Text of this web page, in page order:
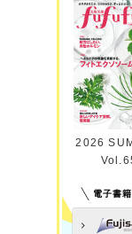
2026
電子書